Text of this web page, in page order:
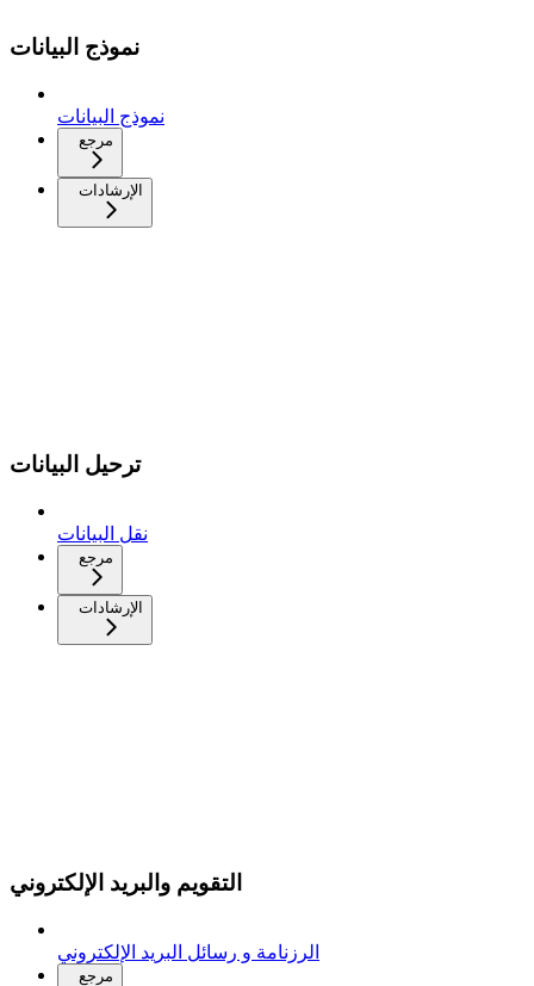
نموذج البيانات
نموذج البيانات
مرجع
الإرشادات
ترحيل البيانات
نقل البيانات
مرجع
الإرشادات
التقويم والبريد الإلكتروني
الرزنامة و رسائل البريد الإلكتروني
مرجع